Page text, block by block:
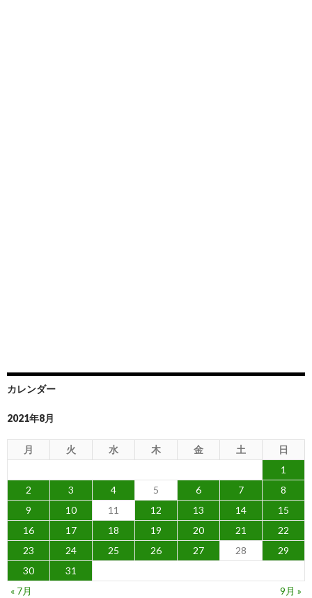
カレンダー
2021年8月
月 火 水 木 金 土
日
1
2
3 4 5 6 7
8
9
10 11 12 13 14
15
16
17 18 19 20 21
22
23
24 25 26 27 28
29
30
31
« 7月
9月 »